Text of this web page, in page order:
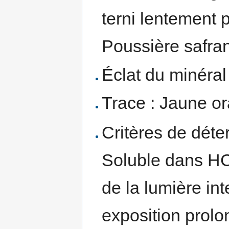
terni lentement
Poussière
Éclat du
Trace : Jaune
Critères de
Soluble dans
de la lumière
exposition